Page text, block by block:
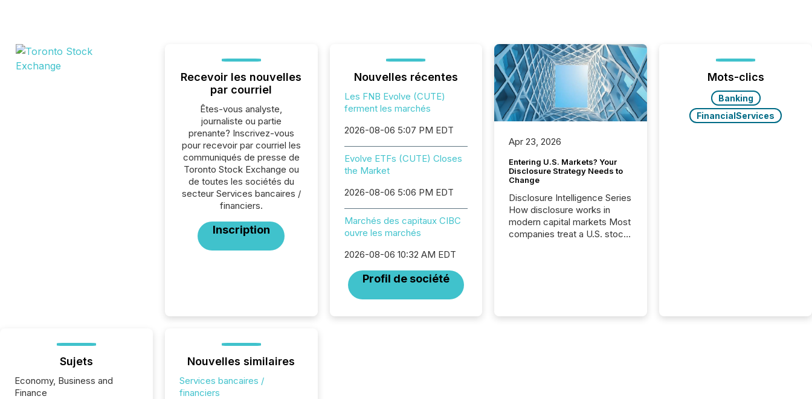
Recevoir les nouvelles
par courriel
Êtes-vous analyste,
journaliste ou partie
prenante? Inscrivez-vous
pour recevoir par courriel les
communiqués de presse de
Toronto Stock Exchange ou
de toutes les sociétés du
secteur Services bancaires /
financiers.
Inscription
Nouvelles récentes
Les FNB Evolve (CUTE)
ferment les marchés
2026-08-06 5:07 PM EDT
Evolve ETFs (CUTE) Closes
the Market
2026-08-06 5:06 PM EDT
Marchés des capitaux CIBC
ouvre les marchés
2026-08-06 10:32 AM EDT
Profil de société
Apr 23, 2026
Entering U.S. Markets? Your
Disclosure Strategy Needs to
Change
Disclosure Intelligence Series
How disclosure works in
modern capital markets Most
companies treat a U.S. stock
fundamental shift in how a
Mots-clics
Banking
FinancialServices
Sujets
Economy, Business and
Finance
Nouvelles similaires
Services bancaires /
financiers